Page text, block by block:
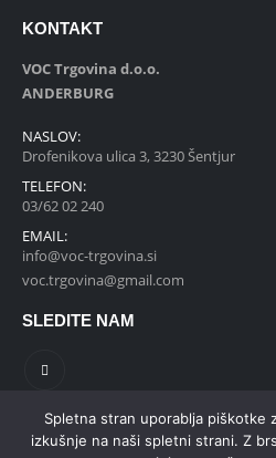
KONTAKT
VOC Trgovina d.o.o.
ANDERBURG
NASLOV:
Drofenikova ulica 3, 3230 Šentjur
TELEFON:
03/62 02 240
EMAIL:
info@voc-trgovina.si
voc.trgovina@gmail.com
SLEDITE NAM
Spletna stran uporablja piškotke
izkušnje na naši spletni strani. Z